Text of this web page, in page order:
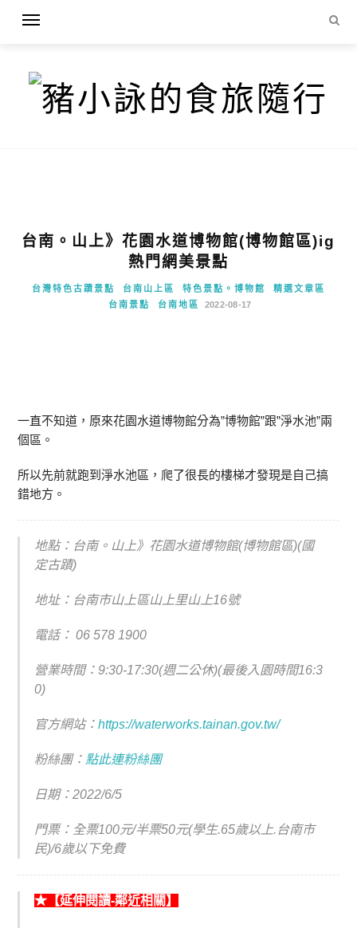
台南。山上》花園水道博物館(博物館區)ig
熱門網美景點
台灣特色古蹟景點 台南山上區 特色景點。博物館
精選文章區
台南景點
台南地區 2022-08-17
一直不知道，原來花園水道博物館分為”博物館”跟”淨水池”兩
個區。
所以先前就跑到淨水池區，爬了很長的樓梯才發現是自己搞
錯地方。
地點：台南。山上》花園水道博物館(博物館區)(國
定古蹟)
地址：台南市山上區山上里山上16號
電話： 06 578 1900
營業時間：9:30-17:30(週二公休)(最後入園時間16:3
0)
官方網站：https://waterworks.tainan.gov.tw/
粉絲團： 點此連粉絲團
日期：2022/6/5
門票：全票100元/半票50元(學生.65歲以上.台南市
民)/6歲以下免費
★【延伸閱讀-鄰近相關】